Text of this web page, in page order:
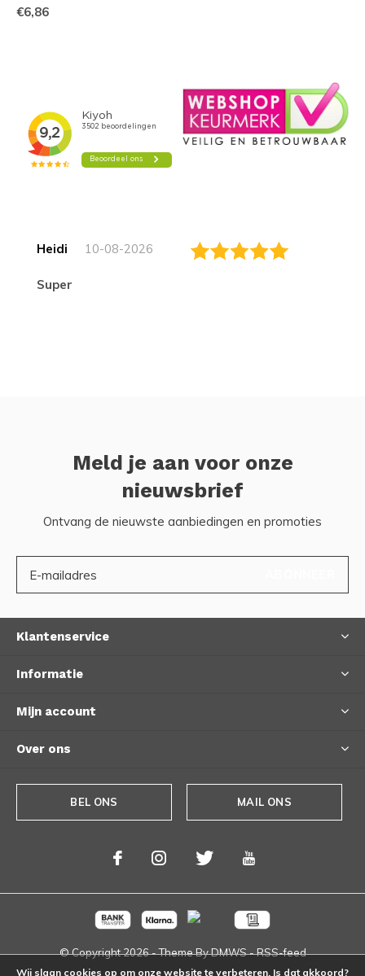
€6,86
Heidi 10-08-2026
Super
Meld je aan voor onze
nieuwsbrief
Ontvang de nieuwste aanbiedingen en promoties
Klantenservice
Informatie
Mijn account
Over ons
BEL ONS MAIL ONS
© Copyright2026- Theme ByDMWS-RSS-feed
Wij slaan cookies op om onze website te verbeteren. Is dat akkoord?